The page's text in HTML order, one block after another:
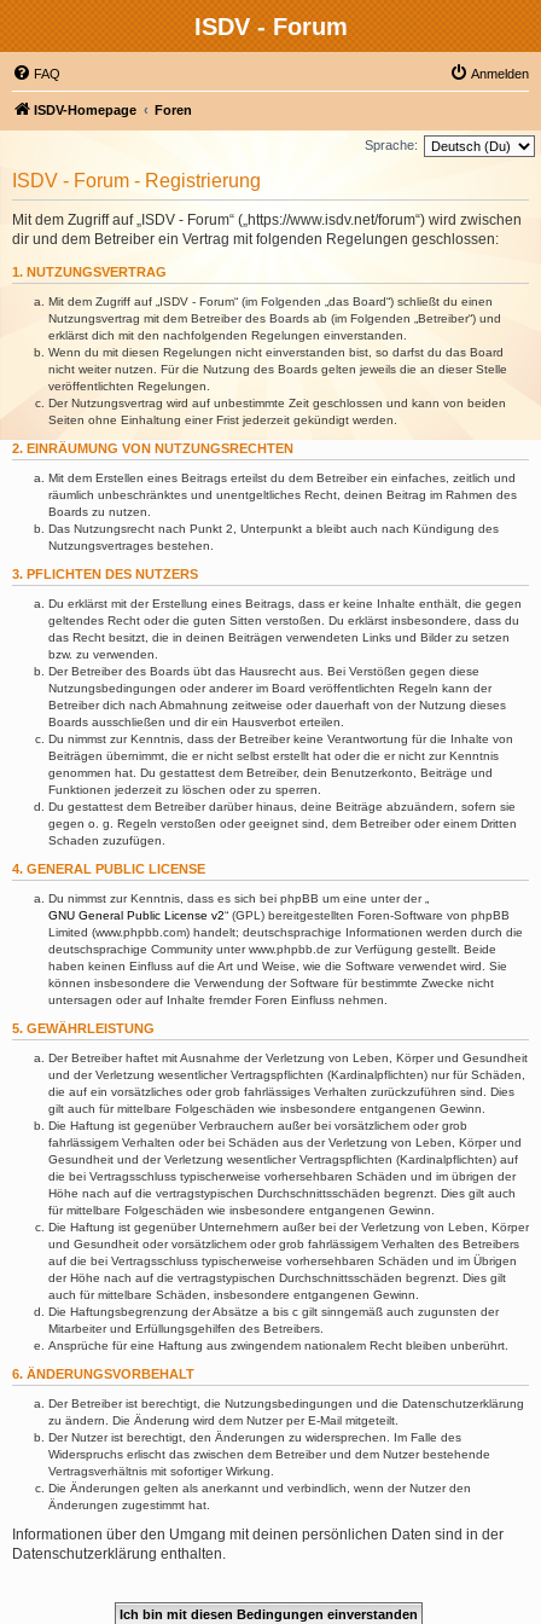
ISDV - Forum
FAQ Anmelden
ISDV-Homepage Foren
Sprache:
ISDV - Forum - Registrierung
Mit dem Zugriff auf „ISDV - Forum“ („https://www.isdv.net/forum“) wird zwischen
dir und dem Betreiber ein Vertrag mit folgenden Regelungen geschlossen:
1. NUTZUNGSVERTRAG
Mit dem Zugriff auf „ISDV - Forum“ (im Folgenden „das Board“) schließt du einen
Nutzungsvertrag mit dem Betreiber des Boards ab (im Folgenden „Betreiber“) und
erklärst dich mit den nachfolgenden Regelungen einverstanden.
Wenn du mit diesen Regelungen nicht einverstanden bist, so darfst du das Board
nicht weiter nutzen. Für die Nutzung des Boards gelten jeweils die an dieser Stelle
veröffentlichten Regelungen.
Der Nutzungsvertrag wird auf unbestimmte Zeit geschlossen und kann von beiden
Seiten ohne Einhaltung einer Frist jederzeit gekündigt werden.
2. EINRÄUMUNG VON NUTZUNGSRECHTEN
Mit dem Erstellen eines Beitrags erteilst du dem Betreiber ein einfaches, zeitlich und
räumlich unbeschränktes und unentgeltliches Recht, deinen Beitrag im Rahmen des
Boards zu nutzen.
Das Nutzungsrecht nach Punkt 2, Unterpunkt a bleibt auch nach Kündigung des
Nutzungsvertrages bestehen.
3. PFLICHTEN DES NUTZERS
Du erklärst mit der Erstellung eines Beitrags, dass er keine Inhalte enthält, die gegen
geltendes Recht oder die guten Sitten verstoßen. Du erklärst insbesondere, dass du
das Recht besitzt, die in deinen Beiträgen verwendeten Links und Bilder zu setzen
bzw. zu verwenden.
Der Betreiber des Boards übt das Hausrecht aus. Bei Verstößen gegen diese
Nutzungsbedingungen oder anderer im Board veröffentlichten Regeln kann der
Betreiber dich nach Abmahnung zeitweise oder dauerhaft von der Nutzung dieses
Boards ausschließen und dir ein Hausverbot erteilen.
Du nimmst zur Kenntnis, dass der Betreiber keine Verantwortung für die Inhalte von
Beiträgen übernimmt, die er nicht selbst erstellt hat oder die er nicht zur Kenntnis
genommen hat. Du gestattest dem Betreiber, dein Benutzerkonto, Beiträge und
Funktionen jederzeit zu löschen oder zu sperren.
Du gestattest dem Betreiber darüber hinaus, deine Beiträge abzuändern, sofern sie
gegen o. g. Regeln verstoßen oder geeignet sind, dem Betreiber oder einem Dritten
Schaden zuzufügen.
4. GENERAL PUBLIC LICENSE
Du nimmst zur Kenntnis, dass es sich bei phpBB um eine unter der „
GNU General Public License v2“ (GPL) bereitgestellten Foren-Software von phpBB
Limited (www.phpbb.com) handelt; deutschsprachige Informationen werden durch die
deutschsprachige Community unter www.phpbb.de zur Verfügung gestellt. Beide
haben keinen Einfluss auf die Art und Weise, wie die Software verwendet wird. Sie
können insbesondere die Verwendung der Software für bestimmte Zwecke nicht
untersagen oder auf Inhalte fremder Foren Einfluss nehmen.
5. GEWÄHRLEISTUNG
Der Betreiber haftet mit Ausnahme der Verletzung von Leben, Körper und Gesundheit
und der Verletzung wesentlicher Vertragspflichten (Kardinalpflichten) nur für Schäden,
die auf ein vorsätzliches oder grob fahrlässiges Verhalten zurückzuführen sind. Dies
gilt auch für mittelbare Folgeschäden wie insbesondere entgangenen Gewinn.
Die Haftung ist gegenüber Verbrauchern außer bei vorsätzlichem oder grob
fahrlässigem Verhalten oder bei Schäden aus der Verletzung von Leben, Körper und
Gesundheit und der Verletzung wesentlicher Vertragspflichten (Kardinalpflichten) auf
die bei Vertragsschluss typischerweise vorhersehbaren Schäden und im übrigen der
Höhe nach auf die vertragstypischen Durchschnittsschäden begrenzt. Dies gilt auch
für mittelbare Folgeschäden wie insbesondere entgangenen Gewinn.
Die Haftung ist gegenüber Unternehmern außer bei der Verletzung von Leben, Körper
und Gesundheit oder vorsätzlichem oder grob fahrlässigem Verhalten des Betreibers
auf die bei Vertragsschluss typischerweise vorhersehbaren Schäden und im Übrigen
der Höhe nach auf die vertragstypischen Durchschnittsschäden begrenzt. Dies gilt
auch für mittelbare Schäden, insbesondere entgangenen Gewinn.
Die Haftungsbegrenzung der Absätze a bis c gilt sinngemäß auch zugunsten der
Mitarbeiter und Erfüllungsgehilfen des Betreibers.
Ansprüche für eine Haftung aus zwingendem nationalem Recht bleiben unberührt.
6. ÄNDERUNGSVORBEHALT
Der Betreiber ist berechtigt, die Nutzungsbedingungen und die Datenschutzerklärung
zu ändern. Die Änderung wird dem Nutzer per E-Mail mitgeteilt.
Der Nutzer ist berechtigt, den Änderungen zu widersprechen. Im Falle des
Widerspruchs erlischt das zwischen dem Betreiber und dem Nutzer bestehende
Vertragsverhältnis mit sofortiger Wirkung.
Die Änderungen gelten als anerkannt und verbindlich, wenn der Nutzer den
Änderungen zugestimmt hat.
Informationen über den Umgang mit deinen persönlichen Daten sind in der
Datenschutzerklärung enthalten.